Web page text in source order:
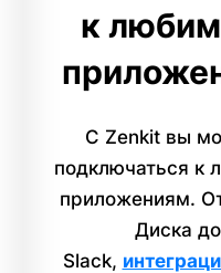
к
С Zenkit вы
подключаться к
приложениям.
Диска до
Slack,